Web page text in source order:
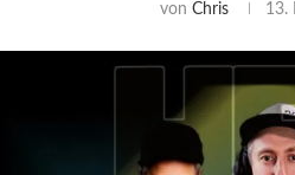
von Chris 13.